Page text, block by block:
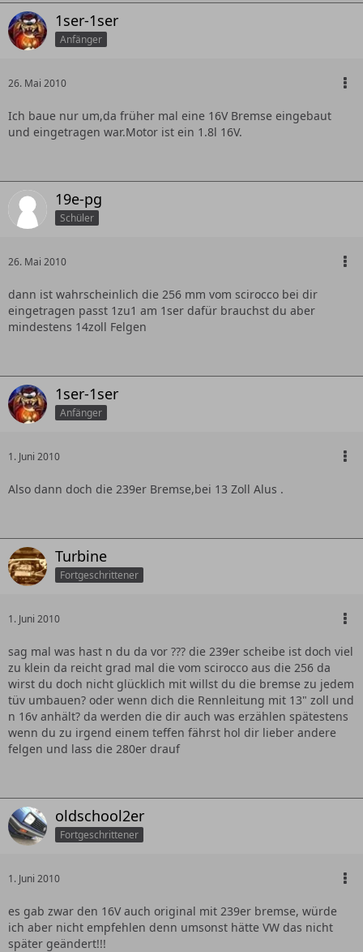
1ser-1ser
Anfänger
26. Mai 2010
Ich baue nur um,da früher mal eine 16V Bremse eingebaut
und eingetragen war.Motor ist ein 1.8l 16V.
19e-pg
Schüler
26. Mai 2010
dann ist wahrscheinlich die 256 mm vom scirocco bei dir
eingetragen passt 1zu1 am 1ser dafür brauchst du aber
mindestens 14zoll Felgen
1ser-1ser
Anfänger
1. Juni 2010
Also dann doch die 239er Bremse,bei 13 Zoll Alus .
Turbine
Fortgeschrittener
1. Juni 2010
sag mal was hast n du da vor ??? die 239er scheibe ist doch viel
zu klein da reicht grad mal die vom scirocco aus die 256 da
wirst du doch nicht glücklich mit willst du die bremse zu jedem
tüv umbauen? oder wenn dich die Rennleitung mit 13" zoll und
n 16v anhält? da werden die dir auch was erzählen spätestens
wenn du zu irgend einem teffen fährst hol dir lieber andere
felgen und lass die 280er drauf
oldschool2er
Fortgeschrittener
1. Juni 2010
es gab zwar den 16V auch original mit 239er bremse, würde
ich aber nicht empfehlen denn umsonst hätte VW das nicht
später geändert!!!